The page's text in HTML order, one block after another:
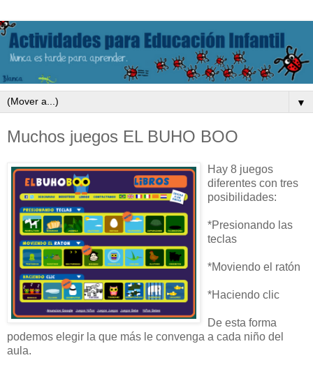
▼
Muchos juegos EL BUHO BOO
Hay 8 juegos
diferentes con tres
posibilidades:
*Presionando las
teclas
*Moviendo el ratón
*Haciendo clic
De esta forma
podemos elegir la que más le convenga a cada niño del
aula.